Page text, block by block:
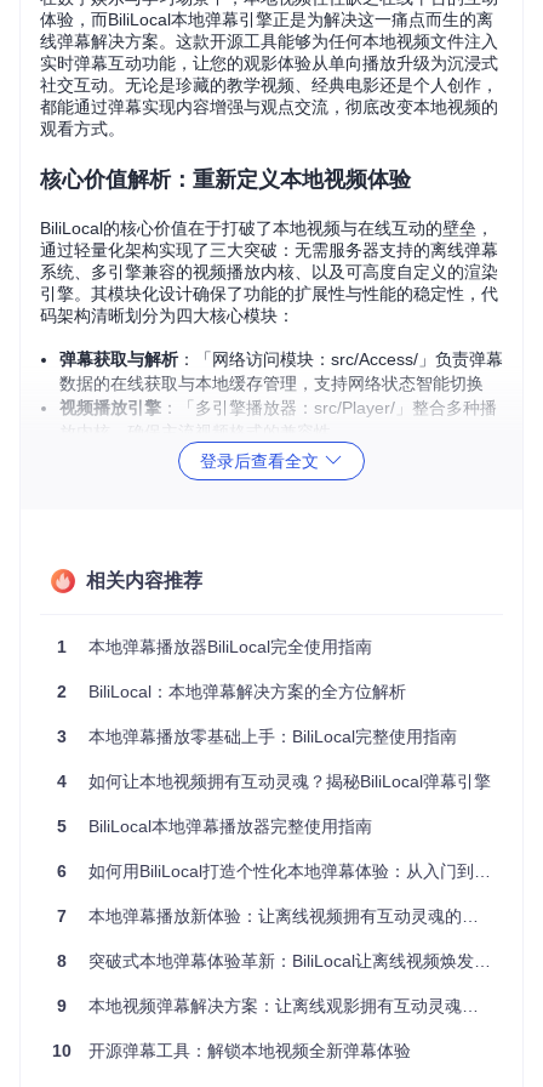
体验，而BiliLocal本地弹幕引擎正是为解决这一痛点而生的离
线弹幕解决方案。这款开源工具能够为任何本地视频文件注入
实时弹幕互动功能，让您的观影体验从单向播放升级为沉浸式
社交互动。无论是珍藏的教学视频、经典电影还是个人创作，
都能通过弹幕实现内容增强与观点交流，彻底改变本地视频的
观看方式。
核心价值解析：重新定义本地视频体验
BiliLocal的核心价值在于打破了本地视频与在线互动的壁垒，
通过轻量化架构实现了三大突破：无需服务器支持的离线弹幕
系统、多引擎兼容的视频播放内核、以及可高度自定义的渲染
引擎。其模块化设计确保了功能的扩展性与性能的稳定性，代
码架构清晰划分为四大核心模块：
弹幕获取与解析：「网络访问模块：src/Access/」负责弹幕
数据的在线获取与本地缓存管理，支持网络状态智能切换
视频播放引擎 ：「多引擎播放器：src/Player/」整合多种播
放内核，确保主流视频格式的兼容性
：「高效渲染引擎：src/Render/」提供 Open
GL 与 Raster 双渲染模式，平衡视觉效果与系统资源占用
BiliLocal主界面展示 - 集成视频播放与弹幕控制的一体化设
在学习编程教程或专业课程时，BiliLocal的弹幕系统可转化为
协作笔记工具。观看过程中，您可以：
对关键知识点添加时间戳弹幕笔记
与学习小组共享弹幕笔记文件
通过关键词搜索定位重点内容
这种方式将被动观看转变为主动学习，实验数据显示使用弹幕
笔记可使知识点记忆率提升40%。
家庭观影弹幕互动
家庭聚会观看影片时，BiliLocal创造了全新的社交体验：
实时分享观影感受而不干扰他人
登录后查看全文
相关内容推荐
1 本地弹幕播放器BiliLocal完全使用指南
2 BiliLocal：本地弹幕解决方案的全方位解析
3 本地弹幕播放零基础上手：BiliLocal完整使用指南
4 如何让本地视频拥有互动灵魂？揭秘BiliLocal弹幕引擎
5 BiliLocal本地弹幕播放器完整使用指南
6 如何用BiliLocal打造个性化本地弹幕体验：从入门到精通
7 本地弹幕播放新体验：让离线视频拥有互动灵魂的开源方案
8 突破式本地弹幕体验革新：BiliLocal让离线视频焕发互动生机
9 本地视频弹幕解决方案：让离线观影拥有互动灵魂的开源工具
10 开源弹幕工具：解锁本地视频全新弹幕体验